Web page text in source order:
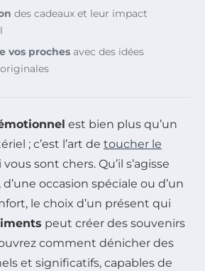
des cadeaux et leur impact
vos proches avec des idées
est bien plus qu’un
; c’est l’art de toucher le
sont chers. Qu’il s’agisse
occasion spéciale ou d’un
le choix d’un présent qui
peut créer des souvenirs
comment dénicher des
et significatifs, capables de